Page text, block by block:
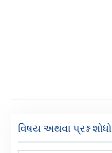
વિષય અથવા પ્રશ્ન શોધો